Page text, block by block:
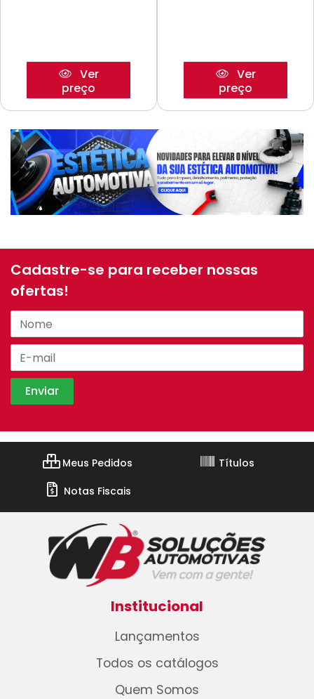
Ver
preço
Ver
preço
Cadastre-se para receber nossas
ofertas!
Meus Pedidos
Títulos
Notas Fiscais
Institucional
Lançamentos
Todos os catálogos
Quem Somos